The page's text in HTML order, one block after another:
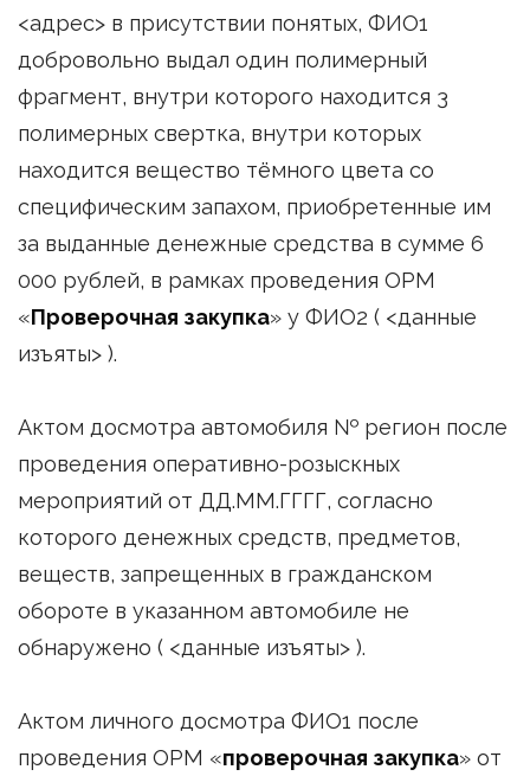
<адрес> в присутствии понятых, ФИО1
добровольно выдал один полимерный
фрагмент, внутри которого находится 3
полимерных свертка, внутри которых
находится вещество тёмного цвета со
специфическим запахом, приобретенные им
за выданные денежные средства в сумме 6
000 рублей, в рамках проведения ОРМ
«Проверочная закупка» у ФИО2 ( <данные
изъяты> ).
Актом досмотра автомобиля № регион после
проведения оперативно-розыскных
мероприятий от ДД.ММ.ГГГГ, согласно
которого денежных средств, предметов,
веществ, запрещенных в гражданском
обороте в указанном автомобиле не
обнаружено ( <данные изъяты> ).
Актом личного досмотра ФИО1 после
проведения ОРМ «проверочная закупка» от